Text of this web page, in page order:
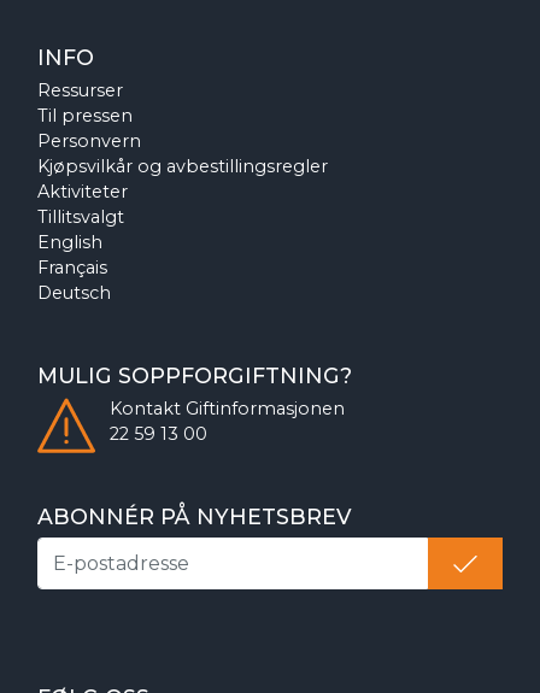
INFO
Ressurser
Til pressen
Personvern
Kjøpsvilkår og avbestillingsregler
Aktiviteter
Tillitsvalgt
English
Français
Deutsch
MULIG SOPPFORGIFTNING?
Kontakt Giftinformasjonen
22 59 13 00
ABONNÉR PÅ NYHETSBREV